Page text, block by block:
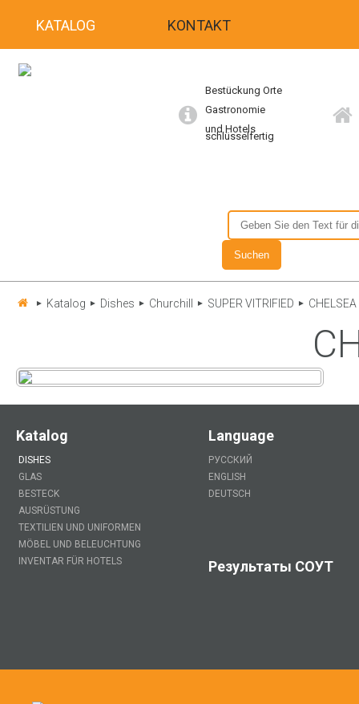
KATALOG KONTAKT
Bestückung Orte
Gastronomie
und Hotels
schlüsselfertig
► Katalog ► Dishes ► Churchill ► SUPER VITRIFIED ► CHELSEA
Katalog
DISHES
GLAS
BESTECK
AUSRÜSTUNG
TEXTILIEN UND UNIFORMEN
MÖBEL UND BELEUCHTUNG
INVENTAR FÜR HOTELS
Language
РУССКИЙ
ENGLISH
DEUTSCH
Результаты СОУТ